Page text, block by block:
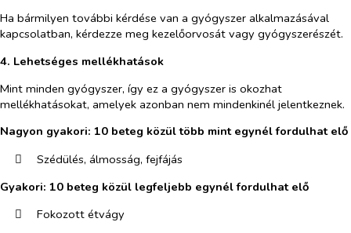
Ha bármilyen további kérdése van a gyógyszer alkalmazásával
kapcsolatban, kérdezze meg kezelőorvosát vagy gyógyszerészét.
4. Lehetséges mellékhatások
Mint minden gyógyszer, így ez a gyógyszer is okozhat
mellékhatásokat, amelyek azonban nem mindenkinél jelentkeznek.
Nagyon gyakori: 10 beteg közül több mint egynél fordulhat elő
​
Szédülés, álmosság, fejfájás
Gyakori: 10 beteg közül legfeljebb egynél fordulhat elő
​
Fokozott étvágy